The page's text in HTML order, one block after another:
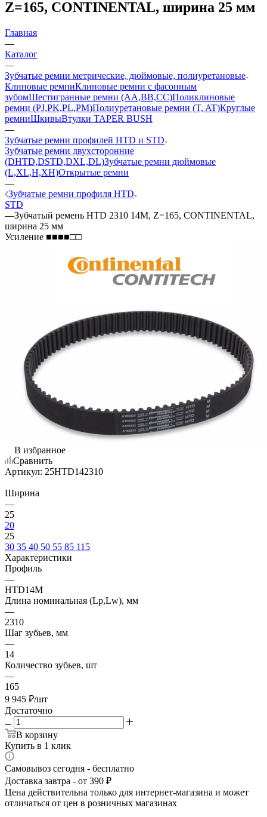
Z=165, CONTINENTAL, ширина 25 мм
Главная
—
Каталог
—
Зубчатые ремни метрические, дюймовые, полиуретановые
Клиновые ремниКлиновые ремни с фасонным
зубомШестигранные ремни (AA,BB,CC)Поликлиновые
ремни (PJ,PK,PL,PM)Полиуретановые ремни (T, AT)Круглые
ремниШкивыВтулки TAPER BUSH
—
Зубчатые ремни профилей HTD и STD
Зубчатые ремни двухсторонние
(DHTD,DSTD,DXL,DL)Зубчатые ремни дюймовые
(L,XL,H,XH)Открытые ремни
—
Зубчатые ремни профиля HTD
STD
—Зубчатый ремень HTD 2310 14M, Z=165, CONTINENTAL,
ширина 25 мм
Усиление ■■■■□□
В избранное
Сравнить
Артикул: 25HTD142310
Ширина
—
25
20
25
30 35 40 50 55 85 115
Характеристики
Профиль
—
HTD14M
Длина номинальная (Lp,Lw), мм
—
2310
Шаг зубьев, мм
—
14
Количество зубьев, шт
—
165
9 945 ₽/шт
Достаточно
В корзину
Купить в 1 клик
Самовывоз сегодня - бесплатно
Доставка завтра - от 390 ₽
Цена действительна только для интернет-магазина и может
отличаться от цен в розничных магазинах